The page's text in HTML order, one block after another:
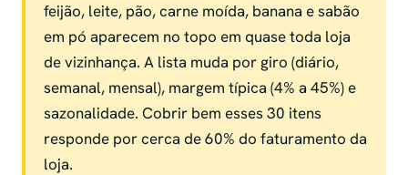
feijão, leite, pão, carne moída, banana e sabão
em pó aparecem no topo em quase toda loja
de vizinhança. A lista muda por giro (diário,
semanal, mensal), margem típica (4% a 45%) e
sazonalidade. Cobrir bem esses 30 itens
responde por cerca de 60% do faturamento da
loja.